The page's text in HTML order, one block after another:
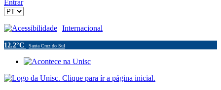
Entrar
Acessibilidade Internacional
12.2°C Santa Cruz do Sul